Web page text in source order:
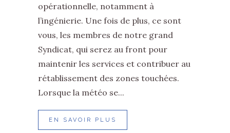
opérationnelle, notamment à
l’ingénierie. Une fois de plus, ce sont
vous, les membres de notre grand
Syndicat, qui serez au front pour
maintenir les services et contribuer au
rétablissement des zones touchées.
Lorsque la météo se...
EN SAVOIR PLUS